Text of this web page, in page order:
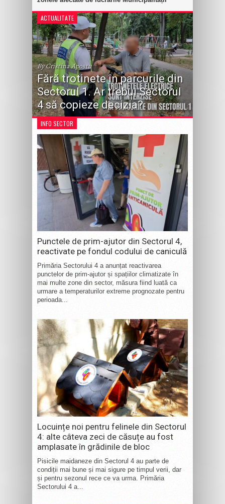
ACTUALITATE
By Cristina Apostu
Fără trotinete în parcurile din
Sectorul 1. Ar trebui Sectorul
4 să copieze decizia?
INFO SECTOR
Punctele de prim-ajutor din Sectorul 4,
reactivate pe fondul codului de caniculă
Primăria Sectorului 4 a anunțat reactivarea
punctelor de prim-ajutor și spațiilor climatizate în
mai multe zone din sector, măsura fiind luată ca
urmare a temperaturilor extreme prognozate pentru
perioada...
Locuințe noi pentru felinele din Sectorul
4: alte câteva zeci de căsuțe au fost
amplasate în grădinile de bloc
Pisicile maidaneze din Sectorul 4 au parte de
condiții mai bune și mai sigure pe timpul verii, dar
și pentru sezonul rece ce va urma. Primăria
Sectorului 4 a...